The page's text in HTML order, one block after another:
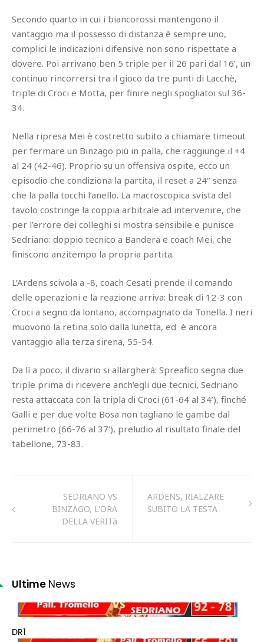
Secondo quarto in cui i biancorossi mantengono il
vantaggio ma il possesso di distanza è sempre uno,
complici le indicazioni difensive non sono rispettate a
dovere. Poi arrivano ben 5 triple per il 26 pari dal 16’, un
continuo rincorrersi tra il gioco da tre punti di Lacchè,
triple di Croci e Motta, per finire negli spogliatoi sul 36-
34.
Nella ripresa Mei è costretto subito a chiamare timeout
per fermare un Binzago più in palla, che raggiunge il +4
al 24 (42-46). Proprio su un offensiva ospite, ecco un
episodio che condiziona la partita, il reset a 24’’ senza
che la palla tocchi l’anello. La macroscopica svista del
tavolo costringe la coppia arbitrale ad intervenire, che
per l’errore dei colleghi si mostra sensibile e punisce
Sedriano: doppio tecnico a Bandera e coach Mei, che
finiscono anzitempo la propria partita.
L’Ardens scivola a -8, coach Cesati prende il comando
delle operazioni e la reazione arriva: break di 12-3 con
Croci a segno da lontano, accompagnato da Tonella. I neri
muovono la retina solo dalla lunetta, ed è ancora
vantaggio alla terza sirena, 55-54.
Da lì a poco, il divario si allargherà: Spreafico segna due
triple prima di ricevere anch’egli due tecnici, Sedriano
resta attaccata con la tripla di Croci (61-64 al 34’), finché
Galli e per due volte Bosa non tagliano le gambe dal
perimetro (66-76 al 37’), preludio al risultato finale del
tabellone, 73-83.
SEDRIANO VS
BINZAGO, L'ORA
DELLA VERITà
ARDENS, RIALZARE
SUBITO LA TESTA
Ultime News
DR1